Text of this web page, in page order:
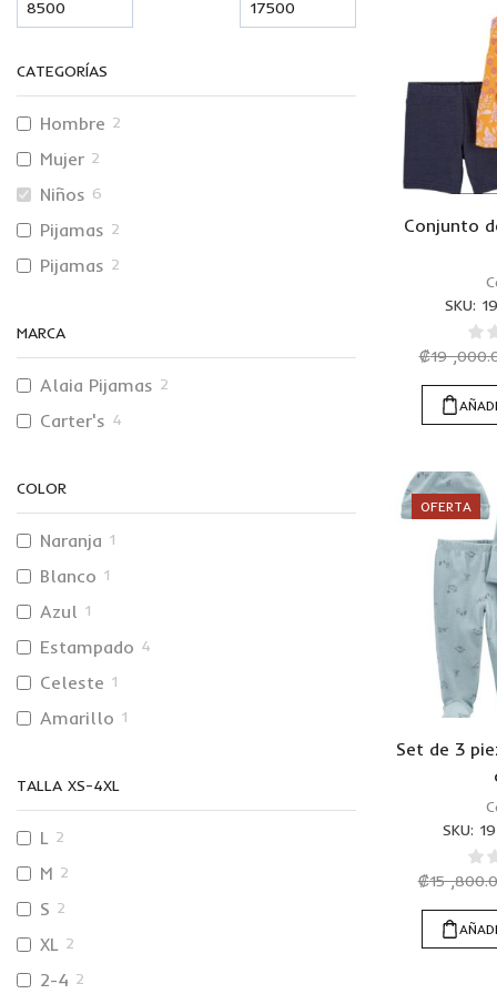
Conjunto
SKU:
₡19
OFERTA
Set de 3
SKU:
₡15
CATEGORÍAS
Hombre 2
Mujer 2
Niños 6
Pijamas 2
Pijamas 2
MARCA
Alaia Pijamas 2
Carter's 4
COLOR
Naranja 1
Blanco 1
Azul 1
Estampado 4
Celeste 1
Amarillo 1
TALLA XS-4XL
L 2
M 2
S 2
XL 2
2-4 2